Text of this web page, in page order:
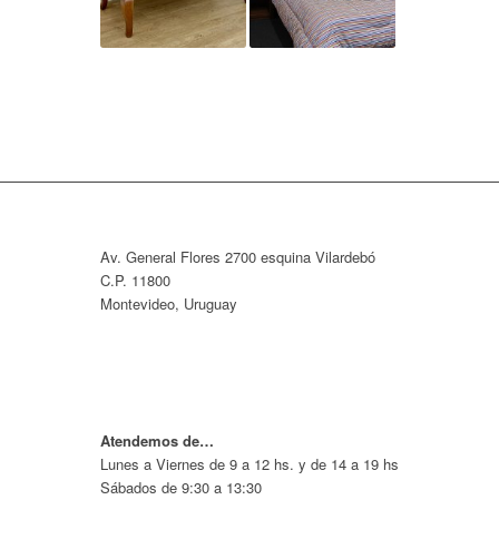
Av. General Flores 2700 esquina Vilardebó
C.P. 11800
Montevideo, Uruguay
Atendemos de…
Lunes a Viernes de 9 a 12 hs. y de 14 a 19 hs
Sábados de 9:30 a 13:30